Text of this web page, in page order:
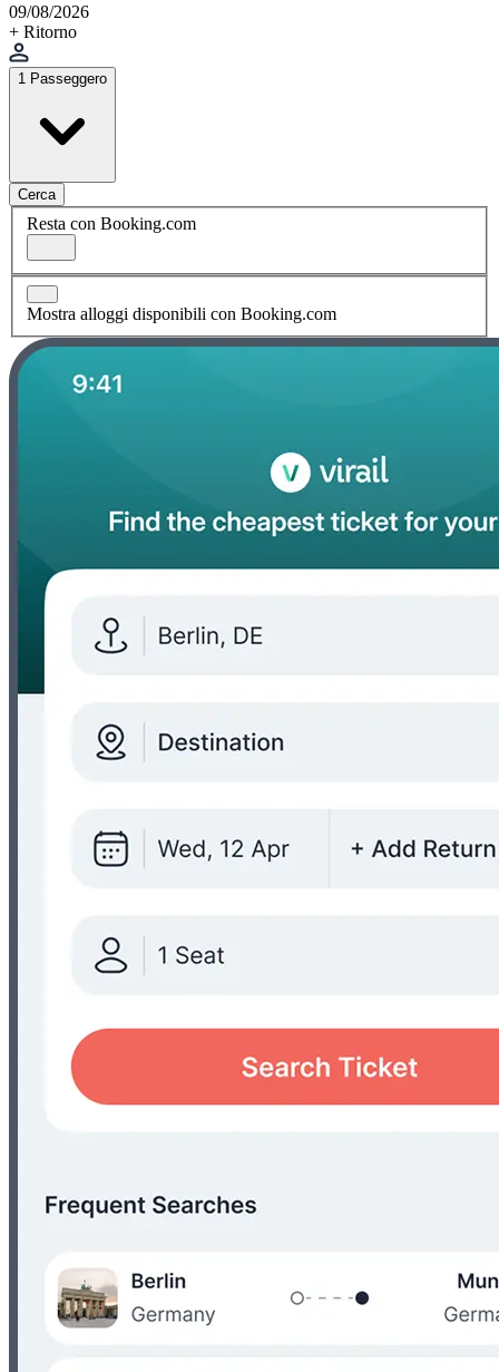
09/08/2026
+ Ritorno
1 Passeggero
Cerca
Resta con Booking.com
Mostra alloggi disponibili con Booking.com